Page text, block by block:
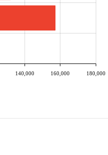
140,000 160,000 180,000